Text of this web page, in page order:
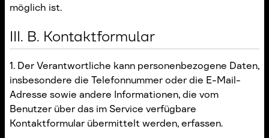
möglich ist.
III. B. Kontaktformular
1. Der Verantwortliche kann personenbezogene Daten,
insbesondere die Telefonnummer oder die E-Mail-
Adresse sowie andere Informationen, die vom
Benutzer über das im Service verfügbare
Kontaktformular übermittelt werden, erfassen.